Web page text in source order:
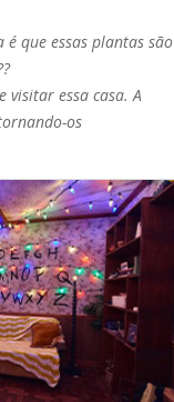
que essas plantas são
visitar essa casa. A
os